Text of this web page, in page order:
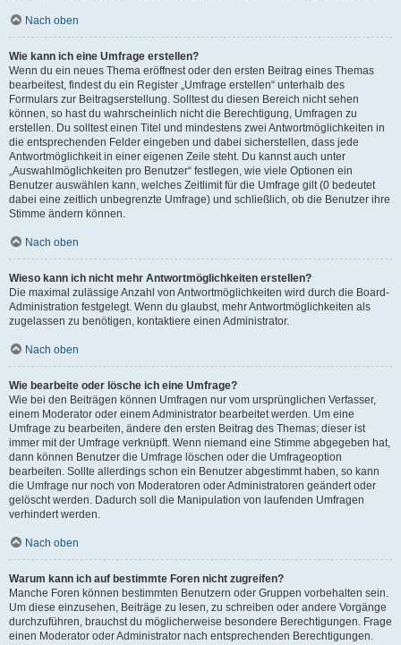
Nach oben
Wie kann ich eine Umfrage erstellen?
Wenn du ein neues Thema eröffnest oder den ersten Beitrag eines Themas
bearbeitest, findest du ein Register „Umfrage erstellen“ unterhalb des
Formulars zur Beitragserstellung. Solltest du diesen Bereich nicht sehen
können, so hast du wahrscheinlich nicht die Berechtigung, Umfragen zu
erstellen. Du solltest einen Titel und mindestens zwei Antwortmöglichkeiten in
die entsprechenden Felder eingeben und dabei sicherstellen, dass jede
Antwortmöglichkeit in einer eigenen Zeile steht. Du kannst auch unter
„Auswahlmöglichkeiten pro Benutzer“ festlegen, wie viele Optionen ein
Benutzer auswählen kann, welches Zeitlimit für die Umfrage gilt (0 bedeutet
dabei eine zeitlich unbegrenzte Umfrage) und schließlich, ob die Benutzer ihre
Stimme ändern können.
Nach oben
Wieso kann ich nicht mehr Antwortmöglichkeiten erstellen?
Die maximal zulässige Anzahl von Antwortmöglichkeiten wird durch die Board-
Administration festgelegt. Wenn du glaubst, mehr Antwortmöglichkeiten als
zugelassen zu benötigen, kontaktiere einen Administrator.
Nach oben
Wie bearbeite oder lösche ich eine Umfrage?
Wie bei den Beiträgen können Umfragen nur vom ursprünglichen Verfasser,
einem Moderator oder einem Administrator bearbeitet werden. Um eine
Umfrage zu bearbeiten, ändere den ersten Beitrag des Themas; dieser ist
immer mit der Umfrage verknüpft. Wenn niemand eine Stimme abgegeben hat,
dann können Benutzer die Umfrage löschen oder die Umfrageoption
bearbeiten. Sollte allerdings schon ein Benutzer abgestimmt haben, so kann
die Umfrage nur noch von Moderatoren oder Administratoren geändert oder
gelöscht werden. Dadurch soll die Manipulation von laufenden Umfragen
verhindert werden.
Nach oben
Warum kann ich auf bestimmte Foren nicht zugreifen?
Manche Foren können bestimmten Benutzern oder Gruppen vorbehalten sein.
Um diese einzusehen, Beiträge zu lesen, zu schreiben oder andere Vorgänge
durchzuführen, brauchst du möglicherweise besondere Berechtigungen. Frage
einen Moderator oder Administrator nach entsprechenden Berechtigungen.